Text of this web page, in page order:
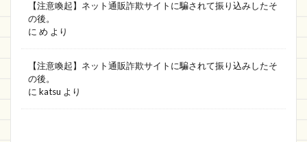
【注意喚起】ネット通販詐欺サイトに騙されて振り込みしたそ
の後。
に め より
【注意喚起】ネット通販詐欺サイトに騙されて振り込みしたそ
の後。
に katsu より